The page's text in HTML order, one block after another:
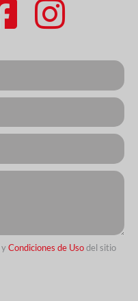
yCondiciones de Usodel sitio